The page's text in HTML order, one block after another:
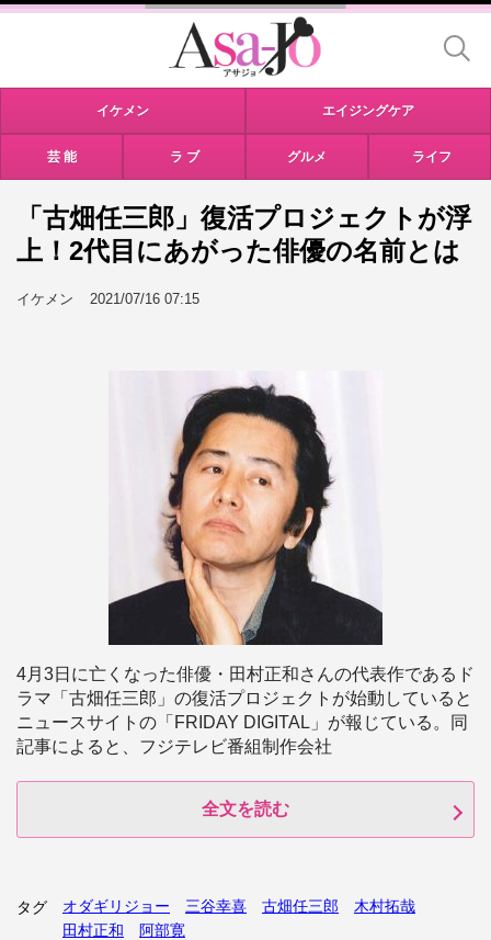
イケメン エイジングケア
芸 能 ラ ブ グルメ ライフ
「古畑任三郎」復活プロジェクトが浮
上！2代目にあがった俳優の名前とは
イケメン 2021/07/16 07:15
4月3日に亡くなった俳優・田村正和さんの代表作であるド
ラマ「古畑任三郎」の復活プロジェクトが始動していると
ニュースサイトの「FRIDAY DIGITAL」が報じている。同
記事によると、フジテレビ番組制作会社
全文を読む
タグ オダギリジョー 三谷幸喜 古畑任三郎
木村拓哉
田村正和
阿部寛